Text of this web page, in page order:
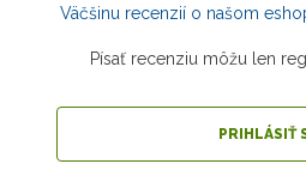
Väčšinu recenzií o našom
Písať recenziu môžu len
PRIHLÁSIŤ